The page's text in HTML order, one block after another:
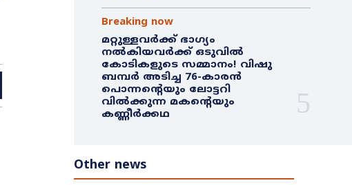
Breaking now
മറ്റുള്ളവർക്ക് ഭാഗ്യം
നൽകിയവർക്ക് ഒടുവിൽ
കോടികളുടെ സമ്മാനം! വിഷു
ബമ്പർ അടിച്ച 76-കാരൻ
പൊന്നന്റെയും ലോട്ടറി
വിൽക്കുന്ന മകന്റെയും
കണ്ണീർക്കഥ
Other news